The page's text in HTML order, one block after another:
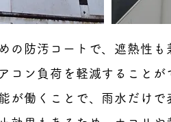
の防汚コートで、遮熱性も
コン負荷を軽減することが
が働くことで、雨水だけで